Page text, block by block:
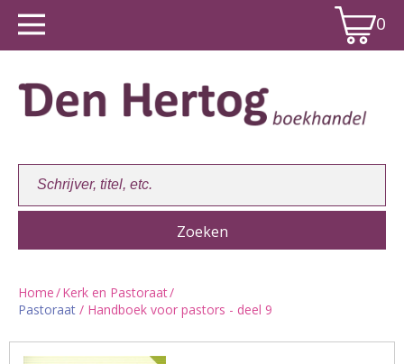
0
Home/Kerk en Pastoraat/
Pastoraat / Handboek voor pastors - deel 9